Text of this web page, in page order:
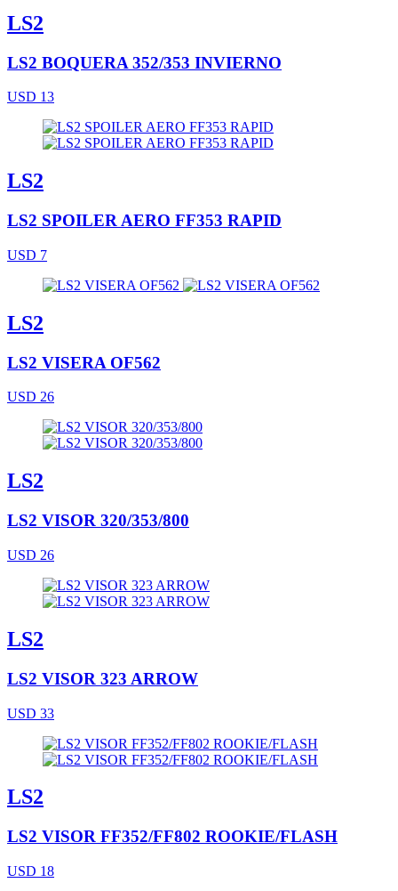
LS2
LS2 BOQUERA 352/353 INVIERNO
USD 13
LS2
LS2 SPOILER AERO FF353 RAPID
USD 7
LS2
LS2 VISERA OF562
USD 26
LS2
LS2 VISOR 320/353/800
USD 26
LS2
LS2 VISOR 323 ARROW
USD 33
LS2
LS2 VISOR FF352/FF802 ROOKIE/FLASH
USD 18